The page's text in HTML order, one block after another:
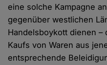
eine solche Kampagne
gegenüber westlichen
Handelsboykott dienen –
Kaufs von Waren aus
entsprechende